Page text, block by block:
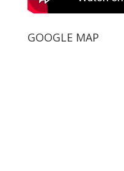
GOOGLE MAP